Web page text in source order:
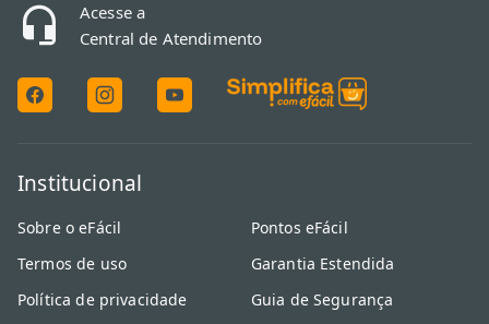
Acesse a
Central de Atendimento
Institucional
Sobre o eFácil
Termos de uso
Política de privacidade
Pontos eFácil
Garantia Estendida
Guia de Segurança